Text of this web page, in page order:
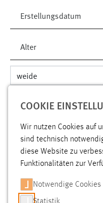
Erstellungsdatum
Alter
Aktive Filter: TYP:
ALLE FILTER ENTFERNEN
Gesucht nach "weide".Es
Zeige Ergebnisse 151 bis
COOKIE
Wir nutzen Cookies auf
sind technisch
diese Website zu
Funktionalitäten zur
Notwendige Cookies
Statistik